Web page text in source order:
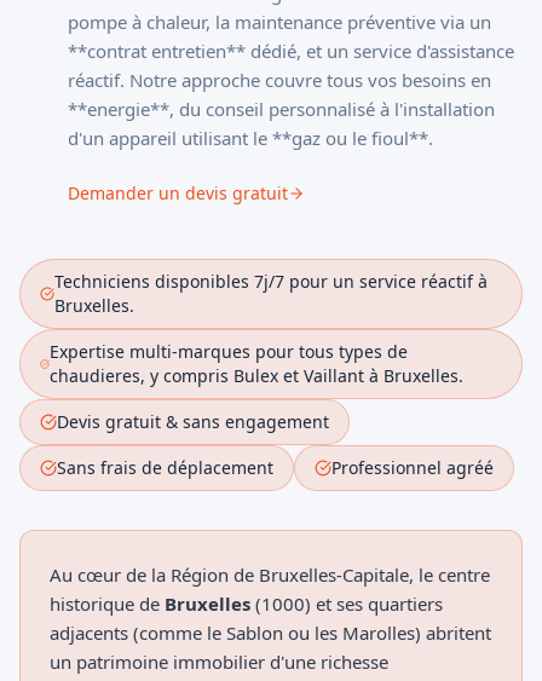
pompe à chaleur, la maintenance préventive via un
**contrat entretien** dédié, et un service d'assistance
réactif. Notre approche couvre tous vos besoins en
**energie**, du conseil personnalisé à l'installation
d'un appareil utilisant le **gaz ou le fioul**.
Demander un devis gratuit
Techniciens disponibles 7j/7 pour un service réactif à
Bruxelles.
Expertise multi-marques pour tous types de
chaudieres, y compris Bulex et Vaillant à Bruxelles.
Devis gratuit & sans engagement
Sans frais de déplacement
Professionnel agréé
Au cœur de la Région de Bruxelles-Capitale, le centre
historique de Bruxelles (1000) et ses quartiers
adjacents (comme le Sablon ou les Marolles) abritent
un patrimoine immobilier d'une richesse